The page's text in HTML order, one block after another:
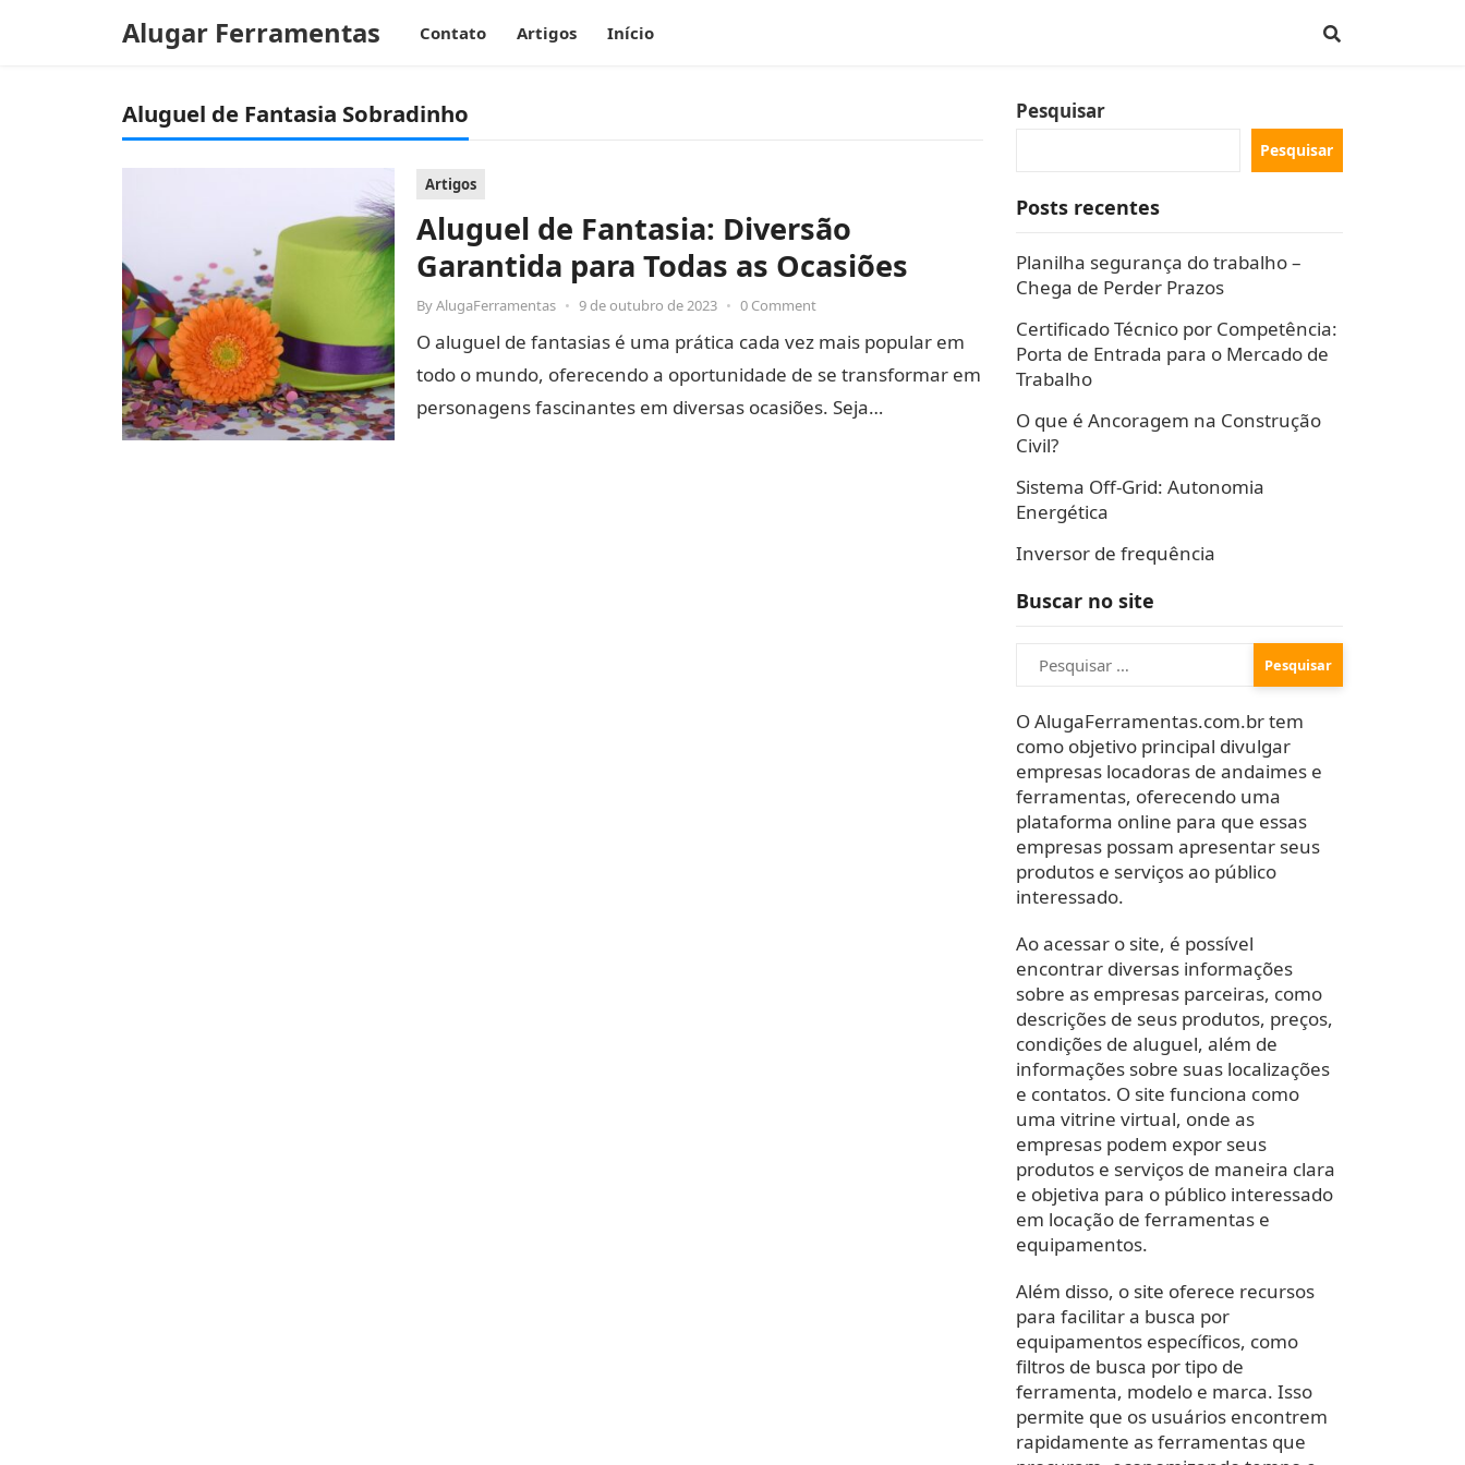
Alugar Ferramentas Contato Artigos Início
Aluguel de Fantasia Sobradinho
Artigos
Aluguel de Fantasia: Diversão
Garantida para Todas as Ocasiões
ByAlugaFerramentas • 9 de outubro de 2023 • 0 Comment
O aluguel de fantasias é uma prática cada vez mais popular em
todo o mundo, oferecendo a oportunidade de se transformar em
personagens fascinantes em diversas ocasiões. Seja…
Pesquisar
Pesquisar
Posts recentes
Planilha segurança do trabalho –
Chega de Perder Prazos
Certificado Técnico por Competência:
Porta de Entrada para o Mercado de
Trabalho
O que é Ancoragem na Construção
Civil?
Sistema Off-Grid: Autonomia
Energética
Inversor de frequência
Buscar no site
Pesquisar
por:
O AlugaFerramentas.com.br tem
como objetivo principal divulgar
empresas locadoras de andaimes e
ferramentas, oferecendo uma
plataforma online para que essas
empresas possam apresentar seus
produtos e serviços ao público
interessado.
Ao acessar o site, é possível
encontrar diversas informações
sobre as empresas parceiras, como
descrições de seus produtos, preços,
condições de aluguel, além de
informações sobre suas localizações
e contatos. O site funciona como
uma vitrine virtual, onde as
empresas podem expor seus
produtos e serviços de maneira clara
e objetiva para o público interessado
em locação de ferramentas e
equipamentos.
Além disso, o site oferece recursos
para facilitar a busca por
equipamentos específicos, como
filtros de busca por tipo de
ferramenta, modelo e marca. Isso
permite que os usuários encontrem
rapidamente as ferramentas que